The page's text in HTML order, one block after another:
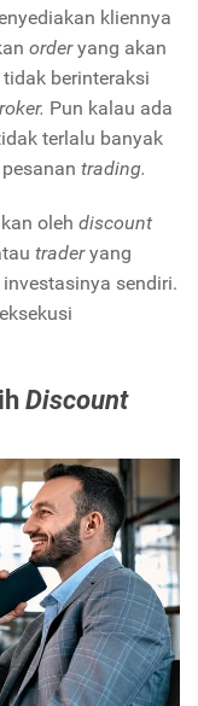
kliennya
orderyang akan
berinteraksi
Pun kalau ada
terlalu banyak
trading.
oleh discount
traderyang
sendiri.
Discount